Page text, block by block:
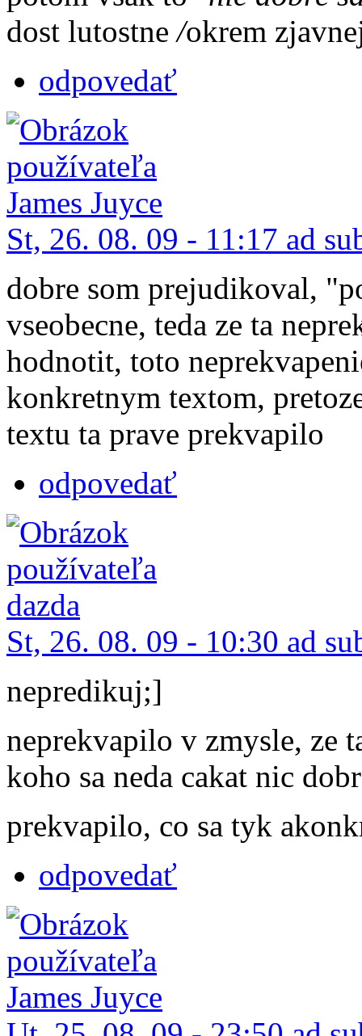
dost lutostne/okrem
odpovedať
St, 26. 08. 09 - 11:17 ad
dobre som prejudikoval,
vseobecne, teda ze ta
hodnotit, toto
konkretnym textom,
textu ta prave prekvapilo
odpovedať
St, 26. 08. 09 - 10:30 ad
nepredikuj;]
neprekvapilo v zmysle, ze
koho sa neda cakat nic
prekvapilo, co sa tyk
odpovedať